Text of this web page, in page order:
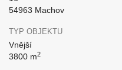
54963 Machov
TYP OBJEKTU
Vnější
3800 m2